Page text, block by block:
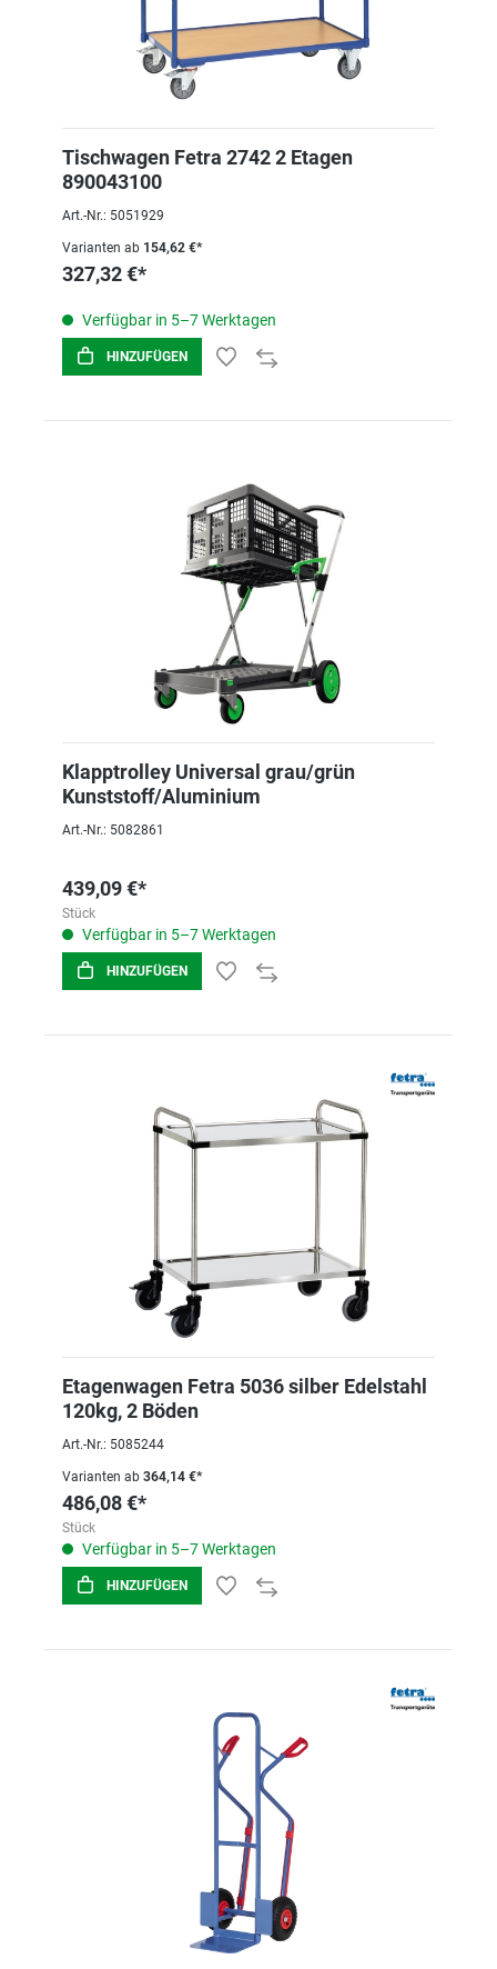
Tischwagen Fetra 2742 2 Etagen
890043100
Art.-Nr.: 5051929
Varianten ab 154,62 €*
327,32 €*
Verfügbar in 5–7 Werktagen
HINZUFÜGEN
Klapptrolley Universal grau/grün
Kunststoff/Aluminium
Art.-Nr.: 5082861
439,09 €*
Stück
Verfügbar in 5–7 Werktagen
HINZUFÜGEN
Etagenwagen Fetra 5036 silber Edelstahl
120kg, 2 Böden
Art.-Nr.: 5085244
Varianten ab 364,14 €*
486,08 €*
Stück
Verfügbar in 5–7 Werktagen
HINZUFÜGEN